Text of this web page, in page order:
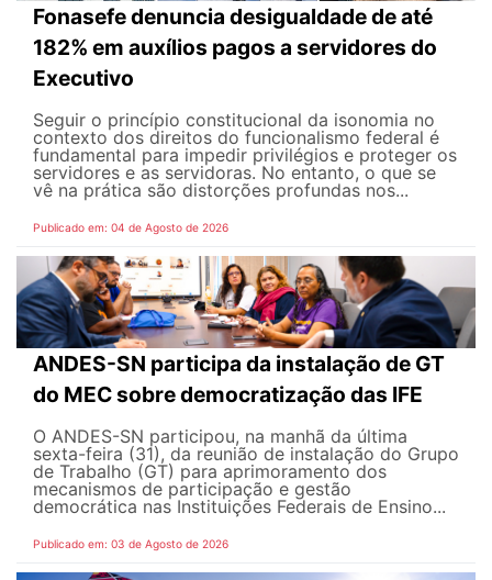
Fonasefe denuncia desigualdade de até
182% em auxílios pagos a servidores do
Executivo
Seguir o princípio constitucional da isonomia no
contexto dos direitos do funcionalismo federal é
fundamental para impedir privilégios e proteger os
servidores e as servidoras. No entanto, o que se
vê na prática são distorções profundas nos...
Publicado em: 04 de Agosto de 2026
ANDES-SN participa da instalação de GT
do MEC sobre democratização das IFE
O ANDES-SN participou, na manhã da última
sexta-feira (31), da reunião de instalação do Grupo
de Trabalho (GT) para aprimoramento dos
mecanismos de participação e gestão
democrática nas Instituições Federais de Ensino...
Publicado em: 03 de Agosto de 2026